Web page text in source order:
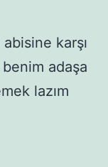
karşı
benim adaşa
lazım